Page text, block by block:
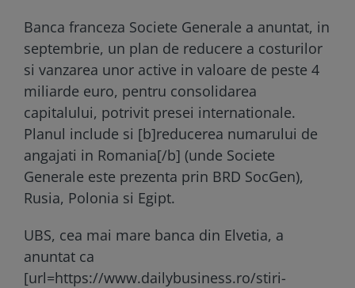
Banca franceza Societe Generale a anuntat, in
septembrie, un plan de reducere a costurilor
si vanzarea unor active in valoare de peste 4
miliarde euro, pentru consolidarea
capitalului, potrivit presei internationale.
Planul include si [b]reducerea numarului de
angajati in Romania[/b] (unde Societe
Generale este prezenta prin BRD SocGen),
Rusia, Polonia si Egipt.
UBS, cea mai mare banca din Elvetia, a
anuntat ca
[url=https://www.dailybusiness.ro/stiri-